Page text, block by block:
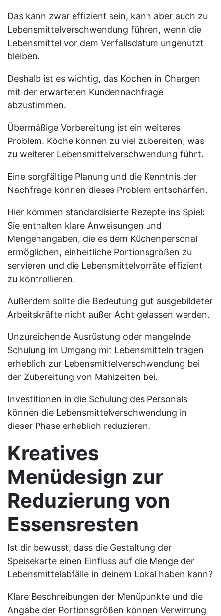
Das kann zwar effizient sein, kann aber auch zu
Lebensmittelverschwendung führen, wenn die
Lebensmittel vor dem Verfallsdatum ungenutzt
bleiben.
Deshalb ist es wichtig, das Kochen in Chargen
mit der erwarteten Kundennachfrage
abzustimmen.
Übermäßige Vorbereitung ist ein weiteres
Problem. Köche können zu viel zubereiten, was
zu weiterer Lebensmittelverschwendung führt.
Eine sorgfältige Planung und die Kenntnis der
Nachfrage können dieses Problem entschärfen.
Hier kommen standardisierte Rezepte ins Spiel:
Sie enthalten klare Anweisungen und
Mengenangaben, die es dem Küchenpersonal
ermöglichen, einheitliche Portionsgrößen zu
servieren und die Lebensmittelvorräte effizient
zu kontrollieren.
Außerdem sollte die Bedeutung gut ausgebildeter
Arbeitskräfte nicht außer Acht gelassen werden.
Unzureichende Ausrüstung oder mangelnde
Schulung im Umgang mit Lebensmitteln tragen
erheblich zur Lebensmittelverschwendung bei
der Zubereitung von Mahlzeiten bei.
Investitionen in die Schulung des Personals
können die Lebensmittelverschwendung in
dieser Phase erheblich reduzieren.
Kreatives
Menüdesign zur
Reduzierung von
Essensresten
Ist dir bewusst, dass die Gestaltung der
Speisekarte einen Einfluss auf die Menge der
Lebensmittelabfälle in deinem Lokal haben kann?
Klare Beschreibungen der Menüpunkte und die
Angabe der Portionsgrößen können Verwirrung